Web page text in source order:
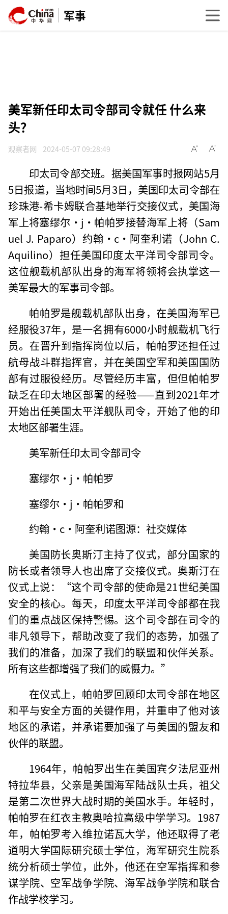
军事
美军新任印太司令部司令就任 什么来
头？
观察者网 2024-05-07 09:28:49
印太司令部交班。据美国军事时报网站5月
5日报道，当地时间5月3日，美国印太司令部在
珍珠港-希卡姆联合基地举行交接仪式，美国海
军上将塞缪尔·j·帕帕罗接替海军上将（Sam
uel J. Paparo）约翰·c·阿奎利诺（John C.
Aquilino）担任美国印度太平洋司令部司令。
这位舰载机部队出身的海军将领将会执掌这一
美军最大的军事司令部。
帕帕罗是舰载机部队出身，在美国海军已
经服役37年，是一名拥有6000小时舰载机飞行
员。在晋升到指挥岗位以后，帕帕罗还担任过
航母战斗群指挥官，并在美国空军和美国国防
部有过服役经历。尽管经历丰富，但但帕帕罗
缺乏在印太地区部署的经验——直到2021年才
开始出任美国太平洋舰队司令，开始了他的印
太地区部署生涯。
美军新任印太司令部司令
塞缪尔·j·帕帕罗
塞缪尔·j·帕帕罗和
约翰·c·阿奎利诺图源：社交媒体
美国防长奥斯汀主持了仪式，部分国家的
防长或者领导人也出席了交接仪式。奥斯汀在
仪式上说：“这个司令部的使命是21世纪美国
安全的核心。每天，印度太平洋司令部都在我
们的重点战区保持警惕。这个司令部在司令的
非凡领导下，帮助改变了我们的态势，加强了
我们的准备，加深了我们的联盟和伙伴关系。
所有这些都增强了我们的威慑力。”
在仪式上，帕帕罗回顾印太司令部在地区
和平与安全方面的关键作用，并重申了他对该
地区的承诺，并承诺要加强了与美国的盟友和
伙伴的联盟。
1964年，帕帕罗出生在美国宾夕法尼亚州
特拉华县，父亲是美国海军陆战队士兵，祖父
是第二次世界大战时期的美国水手。年轻时，
帕帕罗在红衣主教奥哈拉高级中学学习。1987
年，帕帕罗考入维拉诺瓦大学，他还取得了老
道明大学国际研究硕士学位，海军研究生院系
统分析硕士学位，此外，他还在空军指挥和参
谋学院、空军战争学院、海军战争学院和联合
作战学校学习。